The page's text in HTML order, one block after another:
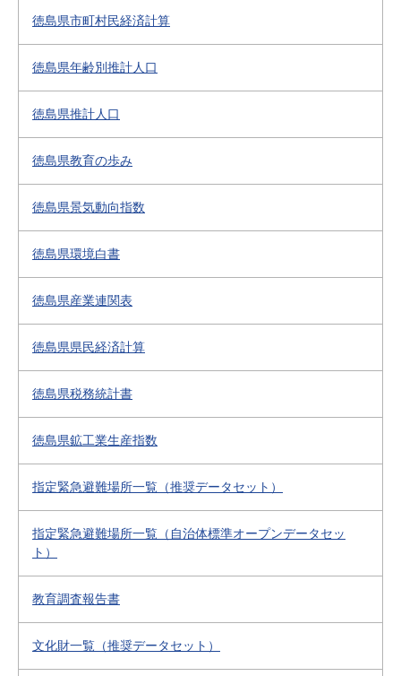
徳島県市町村民経済計算
徳島県年齢別推計人口
徳島県推計人口
徳島県教育の歩み
徳島県景気動向指数
徳島県環境白書
徳島県産業連関表
徳島県県民経済計算
徳島県税務統計書
徳島県鉱工業生産指数
指定緊急避難場所一覧（推奨データセット）
指定緊急避難場所一覧（自治体標準オープンデータセッ
ト）
教育調査報告書
文化財一覧（推奨データセット）